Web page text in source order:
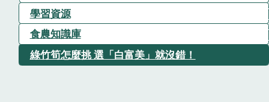
學習資源
食農知識庫
綠竹筍怎麼挑 選「白富美」就沒錯！